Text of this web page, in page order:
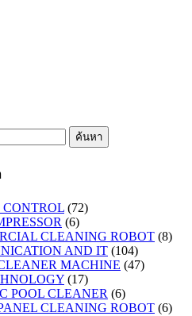
ค้นหา
CONTROL (72)
(6)
CLEANING ROBOT (8)
AND IT (104)
MACHINE (47)
(17)
POOL CLEANER (6)
CLEANING ROBOT (6)